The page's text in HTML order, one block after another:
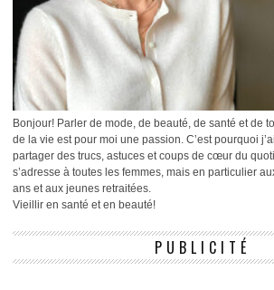
Bonjour! Parler de mode, de beauté, de santé et de
de la vie est pour moi une passion. C’est pourquoi
partager des trucs, astuces et coups de cœur du
s’adresse à toutes les femmes, mais en particulier
ans et aux jeunes retraitées.
Vieillir en santé et en beauté!
PUBLICITÉ